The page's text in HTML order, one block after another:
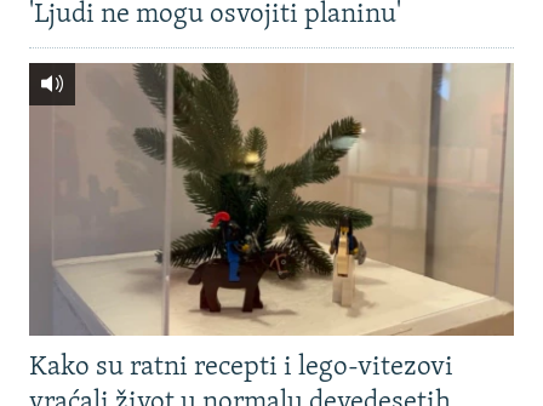
'Ljudi ne mogu osvojiti planinu'
Kako su ratni recepti i lego-vitezovi